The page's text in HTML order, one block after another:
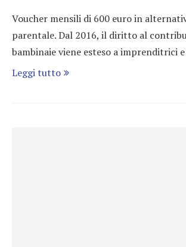
Voucher mensili di 600 euro in
parentale. Dal 2016, il diritto al
bambinaie viene esteso a imprenditrici
Leggi tutto